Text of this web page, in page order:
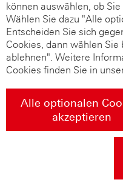
können auswählen, ob
Wählen Sie dazu "Alle
Entscheiden Sie sich
Cookies, dann wählen
ablehnen". Weitere
Cookies finden Sie in
Alle optionalen
akzeptieren